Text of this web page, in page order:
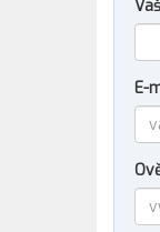
E-